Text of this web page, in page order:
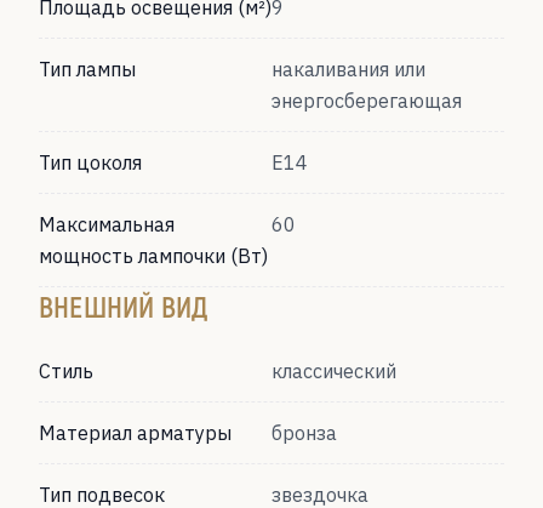
Площадь освещения (м²)9
Тип лампы
накаливания или
энергосберегающая
Тип цоколя Е14
Максимальная
мощность лампочки (Вт)
60
ВНЕШНИЙ ВИД
Стиль классический
Материал арматуры бронза
Тип подвесок звездочка